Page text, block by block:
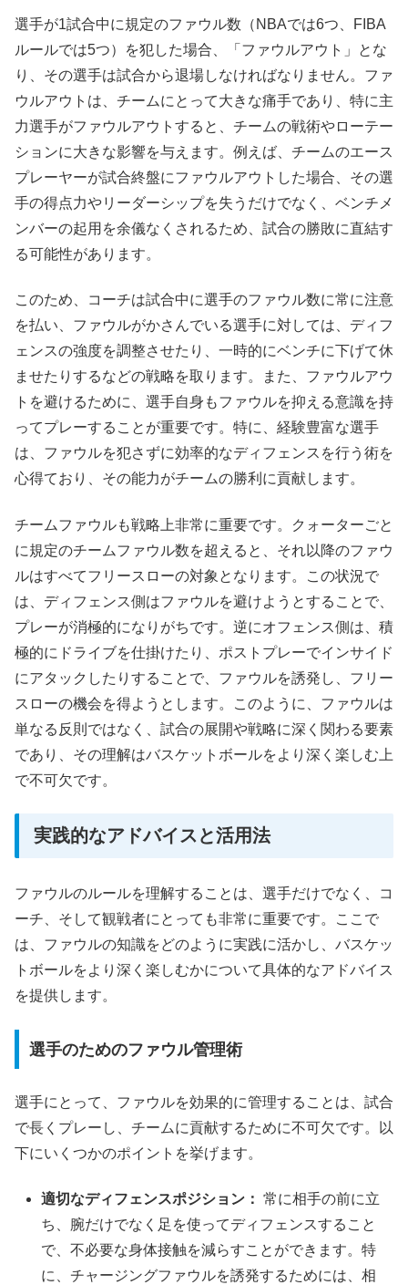
選手が1試合中に規定のファウル数（NBAでは6つ、FIBA
ルールでは5つ）を犯した場合、「ファウルアウト」とな
り、その選手は試合から退場しなければなりません。ファ
ウルアウトは、チームにとって大きな痛手であり、特に主
力選手がファウルアウトすると、チームの戦術やローテー
ションに大きな影響を与えます。例えば、チームのエース
プレーヤーが試合終盤にファウルアウトした場合、その選
手の得点力やリーダーシップを失うだけでなく、ベンチメ
ンバーの起用を余儀なくされるため、試合の勝敗に直結す
る可能性があります。
このため、コーチは試合中に選手のファウル数に常に注意
を払い、ファウルがかさんでいる選手に対しては、ディフ
ェンスの強度を調整させたり、一時的にベンチに下げて休
ませたりするなどの戦略を取ります。また、ファウルアウ
トを避けるために、選手自身もファウルを抑える意識を持
ってプレーすることが重要です。特に、経験豊富な選手
は、ファウルを犯さずに効率的なディフェンスを行う術を
心得ており、その能力がチームの勝利に貢献します。
チームファウルも戦略上非常に重要です。クォーターごと
に規定のチームファウル数を超えると、それ以降のファウ
ルはすべてフリースローの対象となります。この状況で
は、ディフェンス側はファウルを避けようとすることで、
プレーが消極的になりがちです。逆にオフェンス側は、積
極的にドライブを仕掛けたり、ポストプレーでインサイド
にアタックしたりすることで、ファウルを誘発し、フリー
スローの機会を得ようとします。このように、ファウルは
単なる反則ではなく、試合の展開や戦略に深く関わる要素
であり、その理解はバスケットボールをより深く楽しむ上
で不可欠です。
実践的なアドバイスと活用法
ファウルのルールを理解することは、選手だけでなく、コ
ーチ、そして観戦者にとっても非常に重要です。ここで
は、ファウルの知識をどのように実践に活かし、バスケッ
トボールをより深く楽しむかについて具体的なアドバイス
を提供します。
選手のためのファウル管理術
選手にとって、ファウルを効果的に管理することは、試合
で長くプレーし、チームに貢献するために不可欠です。以
下にいくつかのポイントを挙げます。
適切なディフェンスポジション： 常に相手の前に立
ち、腕だけでなく足を使ってディフェンスすること
で、不必要な身体接触を減らすことができます。特
に、チャージングファウルを誘発するためには、相